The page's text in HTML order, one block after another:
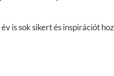
is sok sikert és inspirációt